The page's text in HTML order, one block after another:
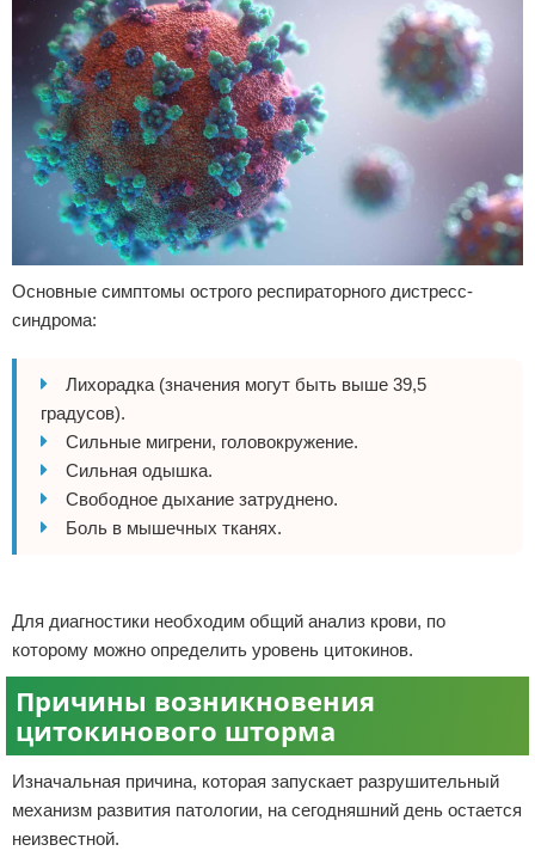
Основные симптомы острого респираторного дистресс-
синдрома:
Лихорадка (значения могут быть выше 39,5
градусов).
Сильные мигрени, головокружение.
Сильная одышка.
Свободное дыхание затруднено.
Боль в мышечных тканях.
Для диагностики необходим общий анализ крови, по
которому можно определить уровень цитокинов.
Причины возникновения
цитокинового шторма
Изначальная причина, которая запускает разрушительный
механизм развития патологии, на сегодняшний день остается
неизвестной.